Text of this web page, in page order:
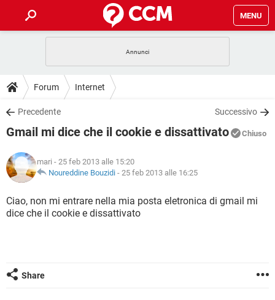
MENU
INTRATTENIMENTO
iOS
INSTAGRAM WHATSAPP
TIKTOK
HARDWARE
GUIDE
COVID-19
INSTAGRAM
TIKTOK
HARDWARE
DOWNLOAD
COVID-19 GAMING
INTRATTENIMENTO
iOS WINDOWS 10
INSTAGRAM WHATSAPP
TIKTOK
COVID-19
INTRATTENIMENTO
iOS WINDOWS 10
HARDWARE
GLOSSARIO
COVID-19 GAMING
INTRATTENIMENTO
TIKTOK
Forum Internet
Precedente Successivo
Gmail mi dice che il cookie e dissattivato Chiuso
mari - 25 feb 2013 alle 15:20
Noureddine Bouzidi - 25 feb 2013 alle 16:25
Ciao, non mi entrare nella mia posta eletronica di gmail mi
dice che il cookie e dissattivato
Share